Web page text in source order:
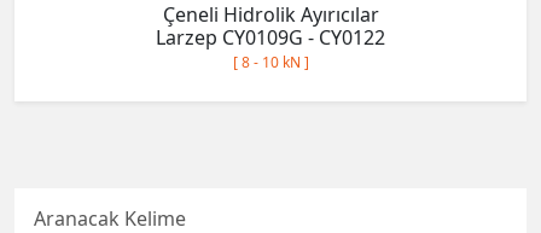
Çeneli Hidrolik Ayırıcılar
Larzep CY0109G - CY0122
[ 8 - 10 kN ]
Aranacak Kelime